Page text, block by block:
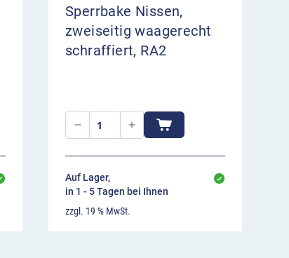
Sperrbake Nissen,
zweiseitig waagerecht
schraffiert, RA2
Auf Lager,
in 1 - 5 Tagen bei Ihnen
zzgl. 19 % MwSt.